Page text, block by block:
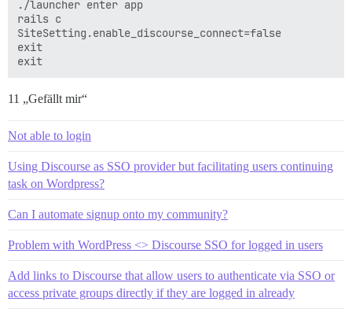
./launcher enter app
rails c
SiteSetting.enable_discourse_connect=false
exit
11 „Gefällt mir“
Not able to login
Using Discourse as SSO provider but facilitating users continuing
task on Wordpress?
Can I automate signup onto my community?
Problem with WordPress <> Discourse SSO for logged in users
Add links to Discourse that allow users to authenticate via SSO or
access private groups directly if they are logged in already